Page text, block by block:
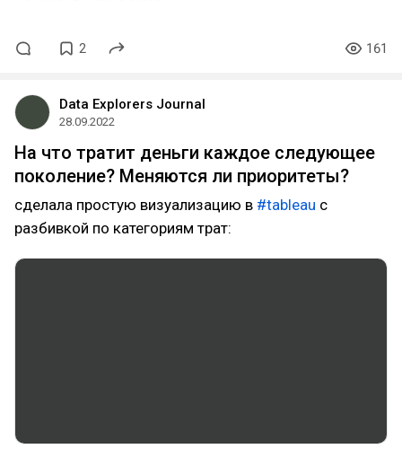
2 161
Data Explorers Journal
28.09.2022
На что тратит деньги каждое следующее
поколение? Меняются ли приоритеты?
сделала простую визуализацию в #tableau с
разбивкой по категориям трат: